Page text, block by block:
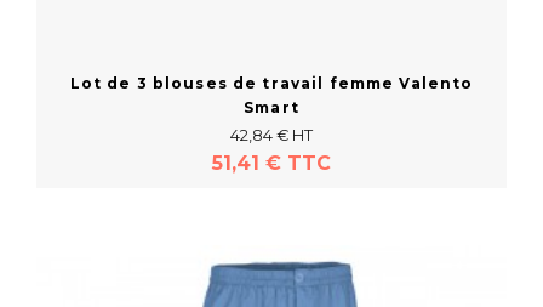
En savoir plus
Lot de 3 blouses de travail femme Valento
Smart
42,84 € HT
51,41 € TTC